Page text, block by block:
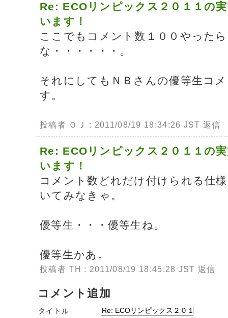
Re: ECOリンピックス２０１１の
います！
ここでもコメント数１００やった
な・・・・・・。
それにしてもＮＢさんの優等生コ
す。
投稿者 ＯＪ : 2011/08/19 18:34:26 JST 返信
Re: ECOリンピックス２０１１の
います！
コメント数どれだけ付けられる仕
いてみなきゃ。
優等生・・・優等生ね。
優等生かあ。
投稿者 TH : 2011/08/19 18:45:28 JST 返信
コメント追加
タイトル